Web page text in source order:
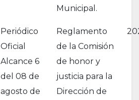
Municipal.
Periódico
Oficial
Alcance 6
del 08 de
agosto de
Reglamento
de la Comisión
de honor y
justicia para la
Dirección de